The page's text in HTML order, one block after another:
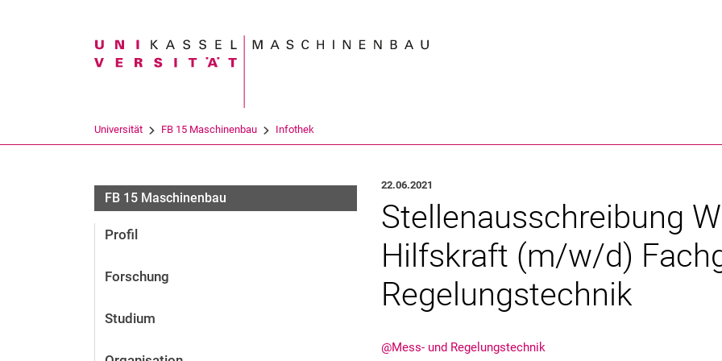
Suchbegriff
Universität FB 15 Maschinenbau Infothek
FB 15 Maschinenbau
Profil
Forschung
Studium
22.06.2021
Stellenausschreibung
Hilfskraft (m/w/d)
Regelungstechnik
@Mess- und Regelungstechnik